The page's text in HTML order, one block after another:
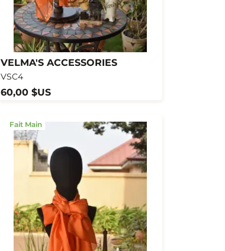
VELMA'S ACCESSORIES
VSC4
60,00 $US
Fait Main